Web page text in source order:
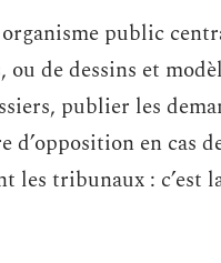
public
ou de dessins et
publier les
d’opposition en cas
les tribunaux : c’est